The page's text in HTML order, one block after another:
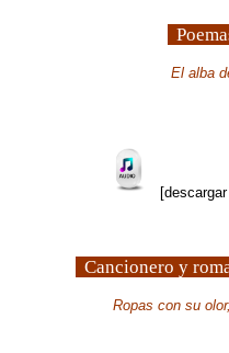
El alba
Cancionero y
Ropas con su